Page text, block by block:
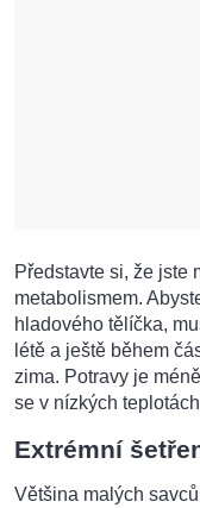
Představte si, že jste
metabolismem.
hladového tělíčka,
létě a ještě během
zima. Potravy je
se v nízkých
Extrémní
Většina malých